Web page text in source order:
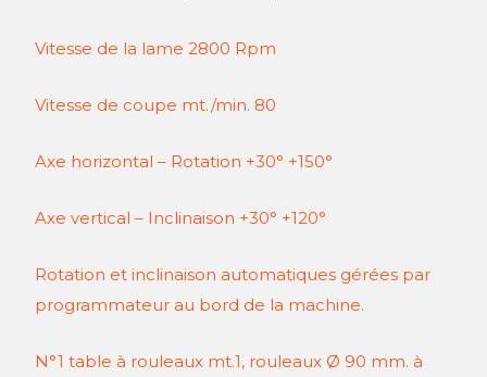
Vitesse de la lame 2800 Rpm
Vitesse de coupe mt./min. 80
Axe horizontal – Rotation +30° +150°
Axe vertical – Inclinaison +30° +120°
Rotation et inclinaison automatiques gérées par
programmateur au bord de la machine.
N°1 table à rouleaux mt.1, rouleaux Ø 90 mm. à